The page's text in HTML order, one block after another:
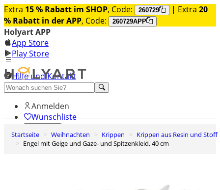
Extra 15 % Rabatt im SHOP, Code: 260729 | Extra 20
% Rabatt in der APP, Code: 260729APP
Holyart APP
App Store
Play Store
Hilfe und Kontakt
Entdecken Sie Premium
Anmelden
Wunschliste
0
Warenkorb
Startseite Weihnachten Krippen
Krippen aus Resin und Stoff
Engel mit Geige und Gaze- und Spitzenkleid, 40 cm